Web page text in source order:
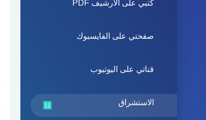
كتبي على الأرشيف PDF
صفحتي على الفايسبوك
قناتي على اليوتيوب
الاستشراق 11